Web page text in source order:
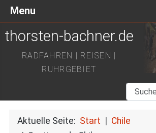
thorsten-bachner.de
RADFAHREN | REISEN |
RUHRGEBIET
Suchen
Aktuelle Seite: Start
Chile
Menu